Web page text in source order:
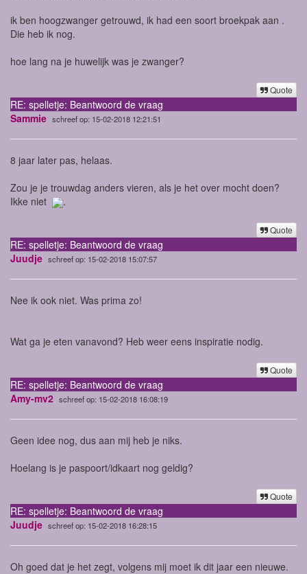
ik ben hoogzwanger getrouwd, ik had een soort broekpak aan .
Die heb ik nog.
hoe lang na je huwelijk was je zwanger?
Quote
RE: spelletje: Beantwoord de vraag
Sammie schreef op: 15-02-2018 12:21:51
8 jaar later pas, helaas.
Zou je je trouwdag anders vieren, als je het over mocht doen?
Ikke niet
.
Quote
RE: spelletje: Beantwoord de vraag
Juudje schreef op: 15-02-2018 15:07:57
Nee ik ook niet. Was prima zo!
Wat ga je eten vanavond? Heb weer eens inspiratie nodig.
Quote
RE: spelletje: Beantwoord de vraag
Amy-mv2 schreef op: 15-02-2018 16:08:19
Geen idee nog, dus aan mij heb je niks.
Hoelang is je paspoort/idkaart nog geldig?
Quote
RE: spelletje: Beantwoord de vraag
Juudje schreef op: 15-02-2018 16:28:15
Oh goed dat je het zegt, volgens mij moet ik dit jaar een nieuwe.